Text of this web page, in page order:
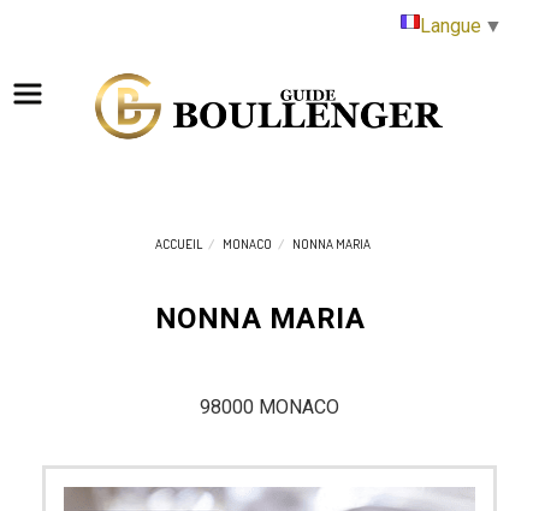
ACCUEIL MONACO NONNA MARIA
NONNA MARIA
98000 MONACO
Langue ▼